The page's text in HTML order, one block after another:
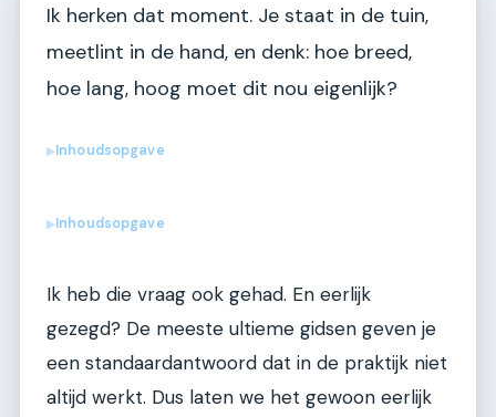
Ik herken dat moment. Je staat in de tuin,
meetlint in de hand, en denk: hoe breed,
hoe lang, hoog moet dit nou eigenlijk?
▶Inhoudsopgave
▶Inhoudsopgave
Ik heb die vraag ook gehad. En eerlijk
gezegd? De meeste ultieme gidsen geven je
een standaardantwoord dat in de praktijk niet
altijd werkt. Dus laten we het gewoon eerlijk